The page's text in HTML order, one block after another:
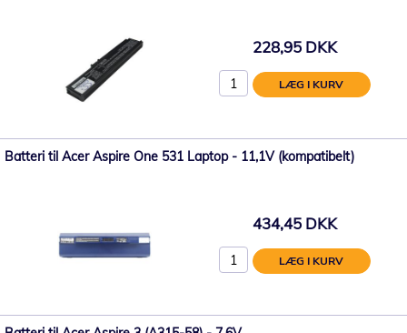
228,95 DKK
LÆG I KURV
Batteri til Acer Aspire One 531 Laptop - 11,1V (kompatibelt)
434,45 DKK
LÆG I KURV